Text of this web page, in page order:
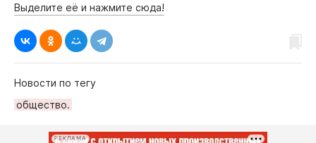
Выделите её и нажмите сюда!
Новости по тегу
общество.
РЕКЛАМА